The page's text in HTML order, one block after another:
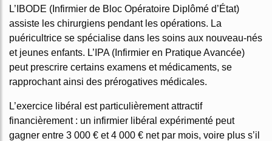
L’IBODE (Infirmier de Bloc Opératoire Diplômé d’État)
assiste les chirurgiens pendant les opérations. La
puéricultrice se spécialise dans les soins aux nouveau-nés
et jeunes enfants. L’IPA (Infirmier en Pratique Avancée)
peut prescrire certains examens et médicaments, se
rapprochant ainsi des prérogatives médicales.
L’exercice libéral est particulièrement attractif
financièrement : un infirmier libéral expérimenté peut
gagner entre 3 000 € et 4 000 € net par mois, voire plus s’il